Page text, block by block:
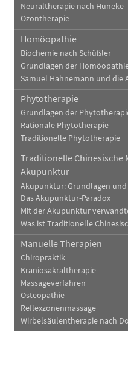
Neuraltherapie nach Huneke
Ozontherapie
Homöopathie
Biochemie nach Schüßler
Grundlagen der
Samuel Hahnemann und die
Phytotherapie
Grundlagen der
Rationale Phytotherapie
Traditionelle Phytotherapie
Traditionelle Chinesische
Akupunktur
Akupunktur: Grundlagen
Das Akupunktur-Paradox
Mit der Akupunktur
Was ist Traditionelle
Manuelle Therapien
Chiropraktik
Kraniosakraltherapie
Massageverfahren
Osteopathie
Reflexzonenmassage
Wirbelsäulentherapie nach